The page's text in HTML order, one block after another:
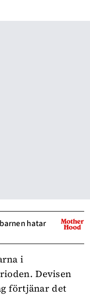
hatar
i
. Devisen
förtjänar det